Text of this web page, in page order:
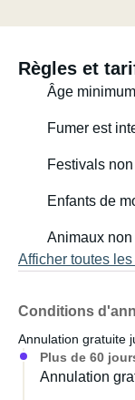
Règles et
Âge
Fumer est
Festivals
Enfants de
Animaux
Afficher toutes
Conditions
Annulation gratuite
Plus de 60
Annulation